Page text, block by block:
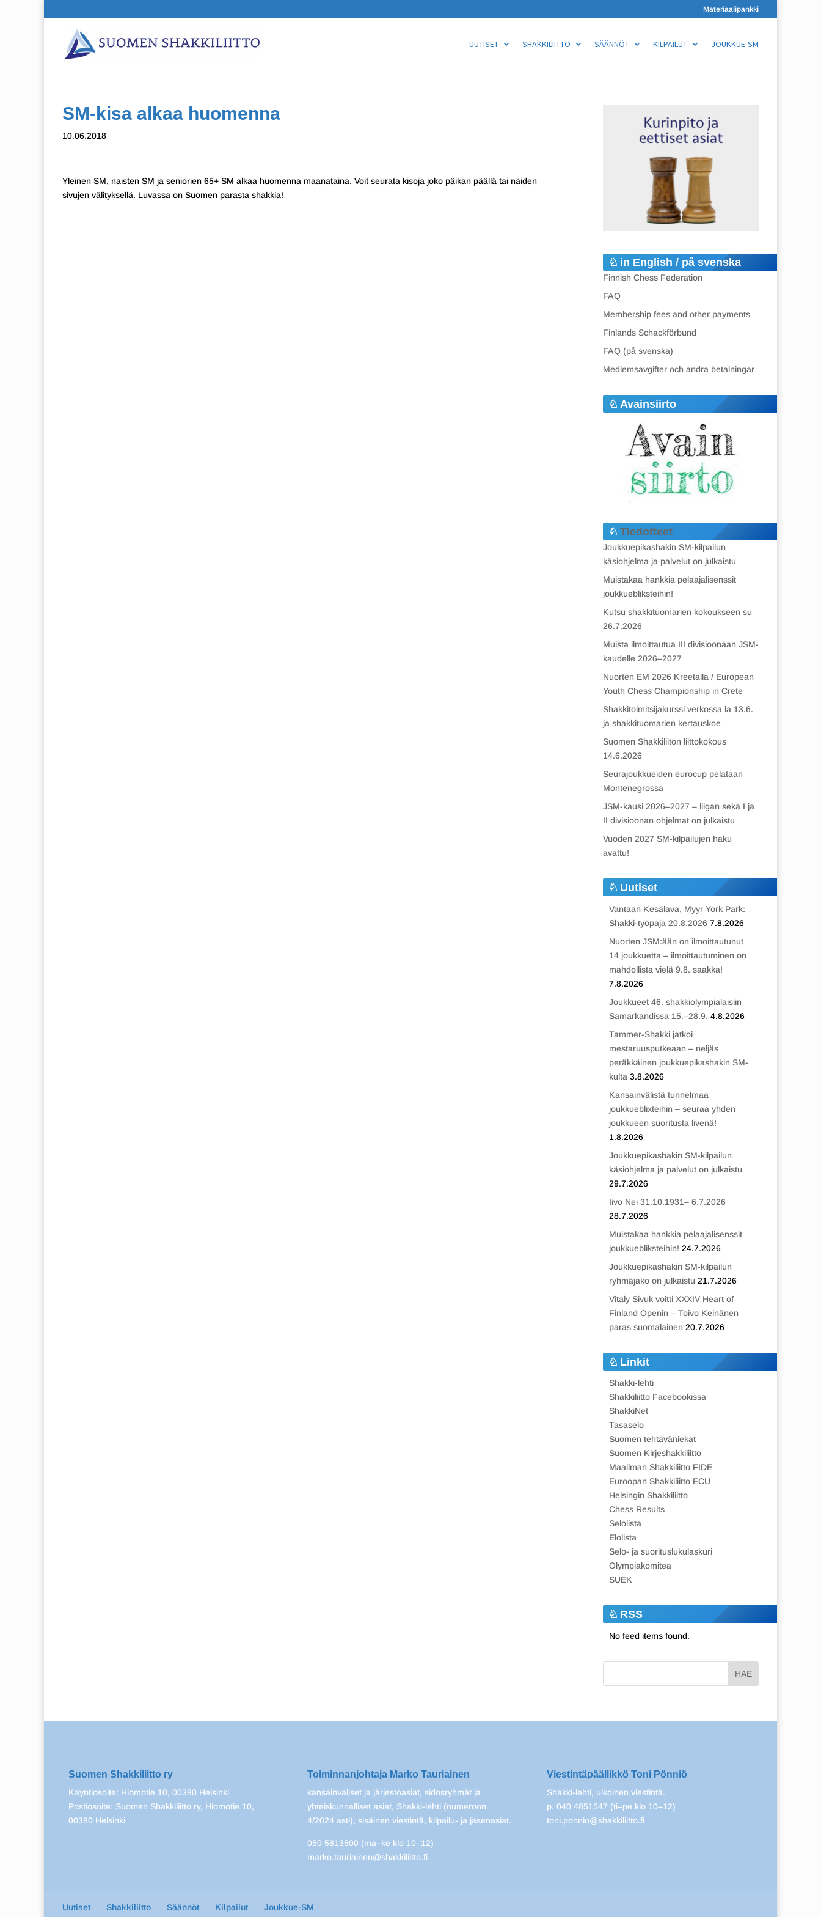
Materiaalipankki
UUTISET SHAKKILIITTO SÄÄNNÖT KILPAILUT JOUKKUE-SM
SM-kisa alkaa huomenna
10.06.2018
Yleinen SM, naisten SM ja seniorien 65+ SM alkaa huomenna maanataina. Voit seurata kisoja joko päikan päällä tai näiden
sivujen välityksellä. Luvassa on Suomen parasta shakkia!
in English / på svenska
Finnish Chess Federation
FAQ
Membership fees and other payments
Finlands Schackförbund
FAQ (på svenska)
Medlemsavgifter och andra betalningar
Avainsiirto
Tiedotteet
Joukkuepikashakin SM-kilpailun
käsiohjelma ja palvelut on julkaistu
Muistakaa hankkia pelaajalisenssit
joukkuebliksteihin!
Kutsu shakkituomarien kokoukseen su
26.7.2026
Muista ilmoittautua III divisioonaan JSM-
kaudelle 2026–2027
Nuorten EM 2026 Kreetalla / European
Youth Chess Championship in Crete
Shakkitoimitsijakurssi verkossa la 13.6.
ja shakkituomarien kertauskoe
Suomen Shakkiliiton liittokokous
14.6.2026
Seurajoukkueiden eurocup pelataan
Montenegrossa
JSM-kausi 2026–2027 – liigan sekä I ja
II divisioonan ohjelmat on julkaistu
Vuoden 2027 SM-kilpailujen haku
avattu!
Uutiset
Vantaan Kesälava, Myyr York Park:
Shakki-työpaja 20.8.2026 7.8.2026
Nuorten JSM:ään on ilmoittautunut
14 joukkuetta – ilmoittautuminen on
mahdollista vielä 9.8. saakka!
7.8.2026
Joukkueet 46. shakkiolympialaisiin
Samarkandissa 15.–28.9. 4.8.2026
Tammer-Shakki jatkoi
mestaruusputkeaan – neljäs
peräkkäinen joukkuepikashakin SM-
kulta 3.8.2026
Kansainvälistä tunnelmaa
joukkueblixteihin – seuraa yhden
joukkueen suoritusta livenä!
1.8.2026
Joukkuepikashakin SM-kilpailun
käsiohjelma ja palvelut on julkaistu
29.7.2026
Iivo Nei 31.10.1931– 6.7.2026
28.7.2026
Muistakaa hankkia pelaajalisenssit
joukkuebliksteihin! 24.7.2026
Joukkuepikashakin SM-kilpailun
ryhmäjako on julkaistu 21.7.2026
Vitaly Sivuk voitti XXXIV Heart of
Finland Openin – Toivo Keinänen
paras suomalainen 20.7.2026
Linkit
Shakki-lehti
Shakkiliitto Facebookissa
ShakkiNet
Tasaselo
Suomen tehtäväniekat
Suomen Kirjeshakkiliitto
Maailman Shakkiliitto FIDE
Euroopan Shakkiliitto ECU
Helsingin Shakkiliitto
Chess Results
Selolista
Elolista
Selo- ja suorituslukulaskuri
Olympiakomitea
SUEK
RSS
No feed items found.
Suomen Shakkiliitto ry
Käyntiosoite: Hiomotie 10, 00380 Helsinki
Postiosoite: Suomen Shakkiliitto ry, Hiomotie 10,
00380 Helsinki
Toiminnanjohtaja Marko Tauriainen
kansainväliset ja järjestöasiat, sidosryhmät ja
yhteiskunnalliset asiat, Shakki-lehti (numeroon
4/2024 asti), sisäinen viestintä, kilpailu- ja jäsenasiat.
050 5813500 (ma–ke klo 10–12)
marko.tauriainen@shakkiliitto.fi
Viestintäpäällikkö Toni Pönniö
Shakki-lehti, ulkoinen viestintä.
p. 040 4851547 (ti–pe klo 10–12)
toni.ponnio@shakkiliitto.fi
Uutiset Shakkiliitto Säännöt Kilpailut Joukkue-SM